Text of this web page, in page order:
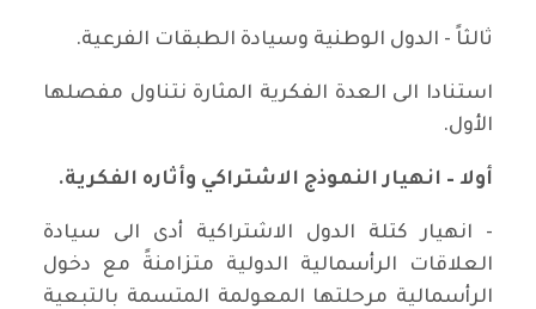
ثالثاً - الدول الوطنية وسيادة الطبقات الفرعية.
استنادا الى العدة الفكرية المثارة نتناول مفصلها
الأول.
أولا – انهيار النموذج الاشتراكي وأثاره الفكرية.
- انهيار كتلة الدول الاشتراكية أدى الى سيادة
العلاقات الرأسمالية الدولية متزامنةً مع دخول
الرأسمالية مرحلتها المعولمة المتسمة بالتبعية